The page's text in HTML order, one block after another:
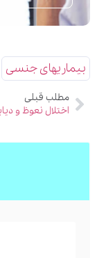
بیماریهای جنسی
مطلب قبلی
اختلال نعوظ و